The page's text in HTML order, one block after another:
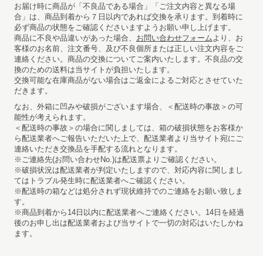
お届け時に商品が「不良品である場合」「ご注文内容と異なる場
合」は、商品到着から７日以内であれば交換を承ります。到着時に
必ず商品の状態をご確認くださいますようお願い申し上げます。
商品に不良や品違いがあった場合、 お問い合わせフォームより、お
客様のお名前、注文番号、及び不良個所または正しい注文内容をご
連絡ください。商品の交換についてご案内いたします。不良品の交
換のための送料は当サイトが負担いたします。
交換可能な在庫商品がない場合はご返金によるご対応とさせていた
だきます。
なお、外箱に凹みや破損がございます場合、＜配送時の事故＞の可
能性が考えられます。
＜配送時の事故＞の場合に関しましては、箱の破損状態をお客様か
ら配送業者へご報告いただいた上で、配送業者より当サイト宛にご
連絡いただき交換品を手配する流れとなります。
※ご連絡先(お問い合わせNo.)は配送票よりご確認ください。
※破損状況は配送業者が判定いたしますので、対応内容に関しまし
てはトラブル発生時に配送業者へご確認ください。
※配送時の箱などは処分されず現状維持でのご連絡をお願い致しま
す。
※商品到着から14日以内に配送業者へご連絡ください。14日を経過
後のお申し出は配送業者および当サイトで一切の対応はいたしかね
ます。